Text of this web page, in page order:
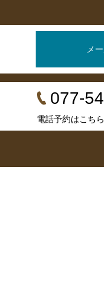
メ
077-
電話予約はこちら